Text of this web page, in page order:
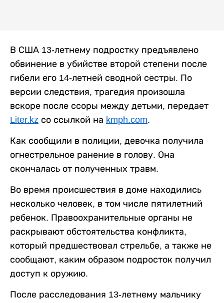
В США 13-летнему подростку предъявлено
обвинение в убийстве второй степени после
гибели его 14-летней сводной сестры. По
версии следствия, трагедия произошла
вскоре после ссоры между детьми, передает
Liter.kz со ссылкой на kmph.com.
Как сообщили в полиции, девочка получила
огнестрельное ранение в голову. Она
скончалась от полученных травм.
Во время происшествия в доме находились
несколько человек, в том числе пятилетний
ребенок. Правоохранительные органы не
раскрывают обстоятельства конфликта,
который предшествовал стрельбе, а также не
сообщают, каким образом подросток получил
доступ к оружию.
После расследования 13-летнему мальчику